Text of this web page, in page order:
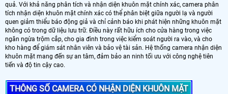
quả. Với khả năng phân tích và nhận diện khuôn mặt chính xác, camera phân
tích nhận diện khuôn mặt chính xác có thể phân biệt giữa người lạ và người
quen giảm thiểu báo động giả và chỉ cảnh báo khi phát hiện những khuôn mặt
không có trong dữ liệu lưu trữ. Điều này rất hữu ích cho cửa hàng trong việc
ngăn ngừa trộm cắp, cho gia đình trong việc kiểm soát người ra vào, và cho
kho hàng để giám sát nhân viên và bảo vệ tài sản. Hệ thống camera nhận diện
khuôn mặt mang đến sự an tâm, đảm bảo an ninh tối ưu với công nghệ tiên
tiến và độ tin cậy cao.
THÔNG SỐ CAMERA CÓ NHẬN DIỆN KHUÔN MẶT